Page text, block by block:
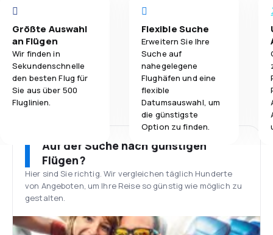
Größte Auswahl
an Flügen
Wir finden in
Sekundenschnelle
den besten Flug für
Sie aus über 500
Fluglinien.
Flexible Suche
Erweitern Sie Ihre
Suche auf
nahegelegene
Flughäfen und eine
flexible
Datumsauswahl, um
die günstigste
Option zu finden.
Auf der Suche nach günstigen
Flügen?
Hier sind Sie richtig. Wir vergleichen täglich Hunderte
von Angeboten, um Ihre Reise so günstig wie möglich zu
gestalten.